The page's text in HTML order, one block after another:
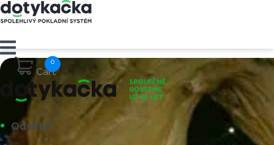
Cart
Odvětví